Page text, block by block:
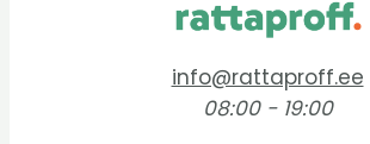
info@rattaproff.ee
08:00 - 19:00